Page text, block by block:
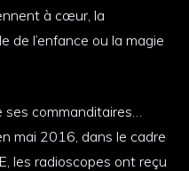
à cœur, la
de l’enfance ou la magie
commanditaires…
mai 2016, dans le cadre
les radioscopes ont reçu